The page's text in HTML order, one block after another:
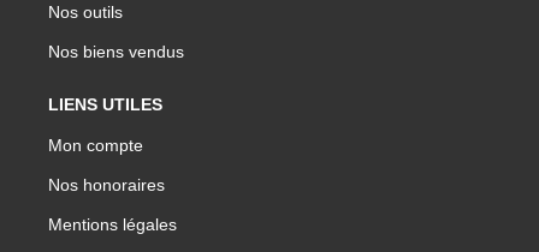
Nos outils
Nos biens vendus
LIENS UTILES
Mon compte
Nos honoraires
Mentions légales